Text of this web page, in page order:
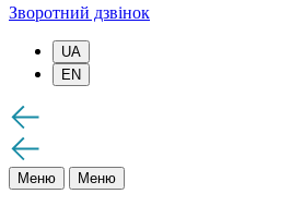
Зворотний дзвінок
UA
EN
Меню Меню